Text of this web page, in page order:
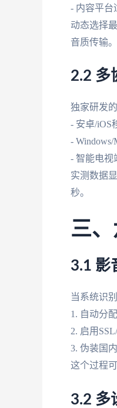
- 内容平台
动态选择
音质传输。
2.2 多
独家研发
- 安卓/iOS
-
- 智能电视
实测数据
秒。
三
3.1 影
当系统识
1. 自动分
2. 启用
3. 伪装国
这个过程
3.2 多